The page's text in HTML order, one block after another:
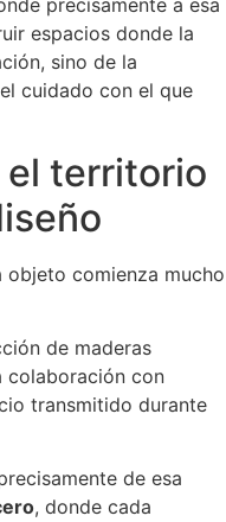
precisamente a esa
espacios donde la
sino de la
cuidado con el que
el territorio
objeto comienza mucho
de maderas
colaboración con
transmitido durante
de esa
, donde cada